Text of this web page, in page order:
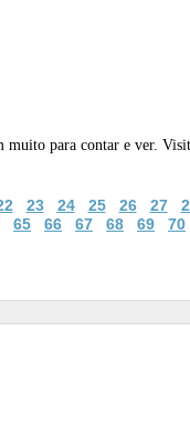
muito para contar e ver.
23 24 25 26 27
65 66 67 68 69 70